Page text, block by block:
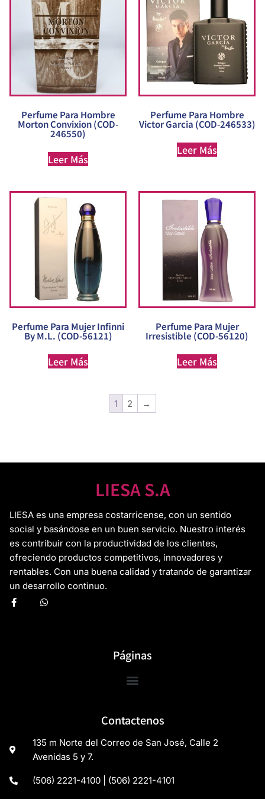
Perfume Para Hombre
Morton Convixion (COD-
246550)
Leer Más
Perfume Para Hombre
Victor Garcia (COD-246533)
Leer Más
Perfume Para Mujer Infinni
By M.L. (COD-56121)
Leer Más
Perfume Para Mujer
Irresistible (COD-56120)
Leer Más
1 2 →
LIESA S.A
LIESA es una empresa costarricense, con un sentido
social y basándose en un buen servicio. Nuestro interés
es contribuir con la productividad de los clientes,
ofreciendo productos competitivos, innovadores y
rentables. Con una buena calidad y tratando de garantizar
un desarrollo continuo.
Páginas
Contactenos
135 m Norte del Correo de San José, Calle 2
Avenidas 5 y 7.
(506) 2221-4100 | (506) 2221-4101